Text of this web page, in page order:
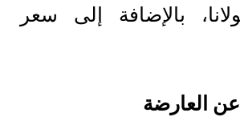
بالإضافة إلى سعر
العارضة